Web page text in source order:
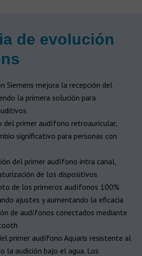
de evolución
Siemens mejora la recepción del
la primera solución para
del primer audífono retroauricular,
significativo para personas con
del primer audífono intra canal,
de los dispositivos
de los primeros audífonos 100%
ajustes y aumentando la eficacia
de audífonos conectados mediante
primer audífono Aquaris resistente al
la audición bajo el agua. Los